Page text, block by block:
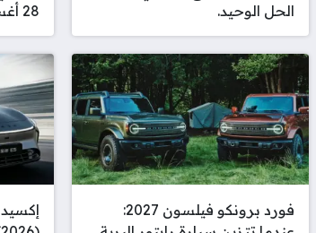
الحل الوحيد.
28 أغسطس.
فورد برونكو فيلسون 2027: